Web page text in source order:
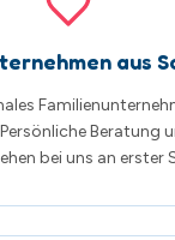
auf unzähligen
unseren